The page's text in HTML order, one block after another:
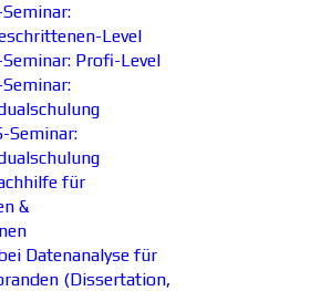
Seminar:
Level
Seminar: Profi-Level
Seminar:
Seminar:
für
&
Datenanalyse für
(Dissertation,